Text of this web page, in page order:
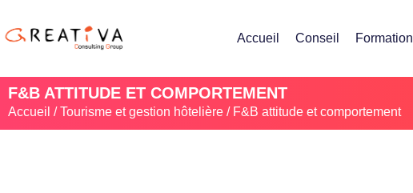
Accueil Conseil Formation
F&B ATTITUDE ET COMPORTEMENT
Accueil /Tourisme et gestion hôtelière / F&B attitude et comportement